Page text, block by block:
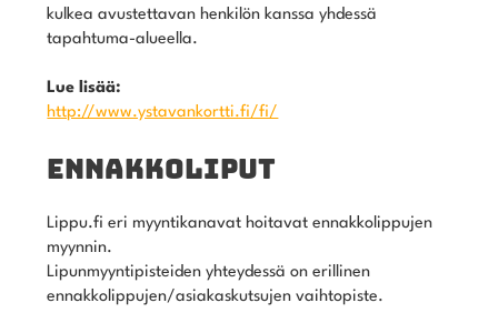
kulkea avustettavan henkilön kanssa yhdessä
tapahtuma-alueella.
Lue lisää:
http://www.ystavankortti.fi/fi/
ENNAKKOLIPUT
Lippu.fi eri myyntikanavat hoitavat ennakkolippujen
myynnin.
Lipunmyyntipisteiden yhteydessä on erillinen
ennakkolippujen/asiakaskutsujen vaihtopiste.